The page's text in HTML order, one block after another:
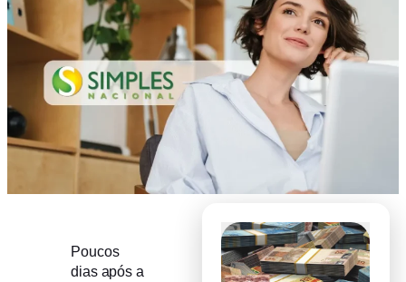
Poucos
dias após a